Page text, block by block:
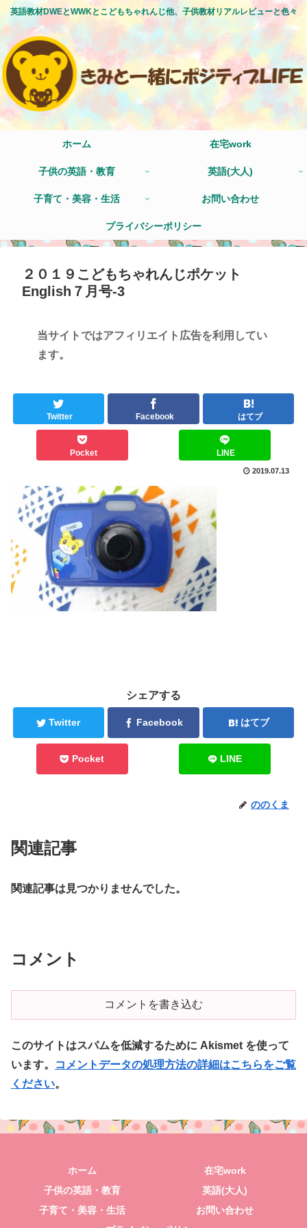
英語教材DWEとWWKとこどもちゃれんじ他、子供教材リアルレビューと色々
ホーム 在宅work
子供の英語・教育 英語(大人)
子育て・美容・生活 お問い合わせ
プライバシーポリシー
２０１９こどもちゃれんじポケット
English７月号-3
当サイトではアフィリエイト広告を利用してい
ます。
Twitter Facebook はてブ
Pocket LINE
2019.07.13
シェアする
Twitter Facebook はてブ
Pocket LINE
ののくま
関連記事
関連記事は見つかりませんでした。
コメント
コメントを書き込む
このサイトはスパムを低減するために Akismet を使って
います。
コメントデータの処理方法の詳細はこちらをご覧
ください。
ホーム
在宅work
子供の英語・教育
英語(大人)
子育て・美容・生活
お問い合わせ